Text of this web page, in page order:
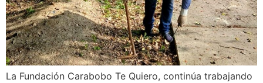
La Fundación Carabobo Te Quiero, continúa trabajando